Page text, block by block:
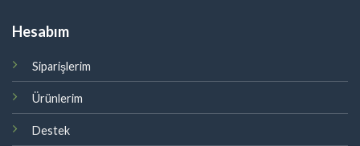
Hesabım
Siparişlerim
Ürünlerim
Destek